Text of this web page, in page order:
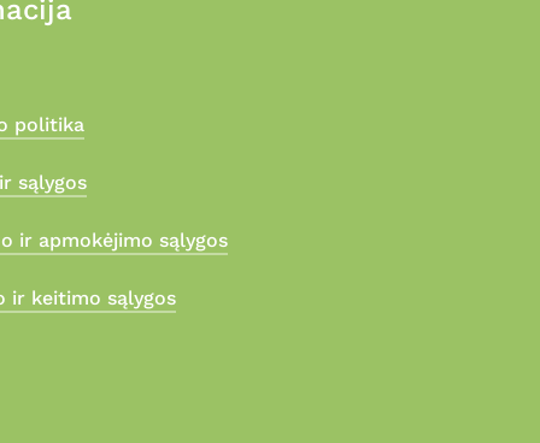
politika
sąlygos
ir apmokėjimo sąlygos
ir keitimo sąlygos